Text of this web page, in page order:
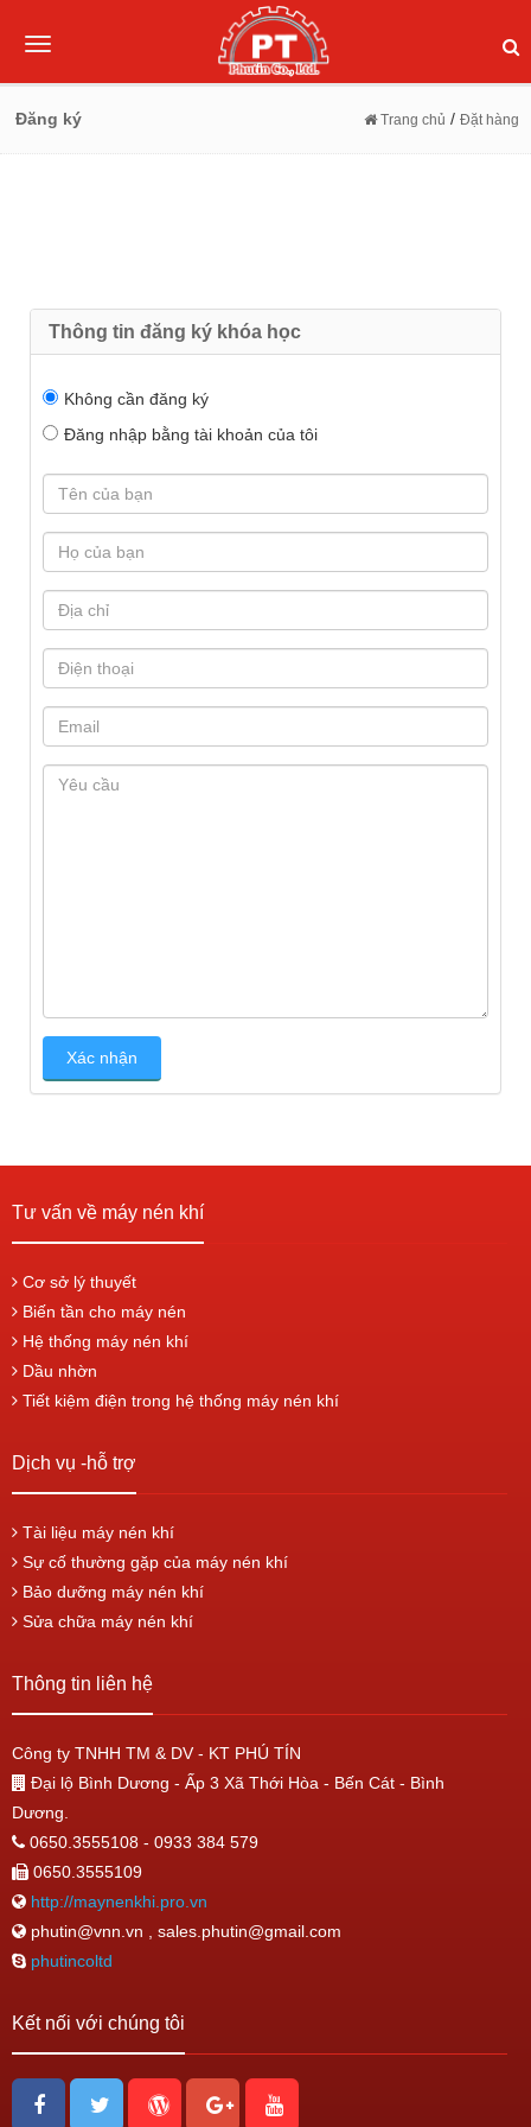
Toggle
Đăng ký Trang chủ / Đặt hàng
Thông tin đăng ký khóa học
Không cần đăng ký
Đăng nhập bằng tài khoản của tôi
Tư vấn về máy nén khí
Cơ sở lý thuyết
Biến tần cho máy nén
Hệ thống máy nén khí
Dầu nhờn
Tiết kiệm điện trong hệ thống máy nén khí
Dịch vụ -hỗ trợ
Tài liệu máy nén khí
Sự cố thường gặp của máy nén khí
Bảo dưỡng máy nén khí
Sửa chữa máy nén khí
Thông tin liên hệ
Công ty TNHH TM & DV - KT PHÚ TÍN
Đại lộ Bình Dương - Ấp 3 Xã Thới Hòa - Bến Cát - Bình
Dương.
0650.3555108 - 0933 384 579
0650.3555109
http://maynenkhi.pro.vn
phutin@vnn.vn , sales.phutin@gmail.com
phutincoltd
Kết nối với chúng tôi